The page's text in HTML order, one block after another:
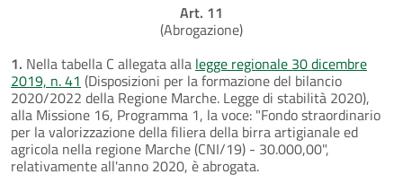
Art. 11
(Abrogazione)
1. Nella tabella C allegata alla legge regionale 30 dicembre
2019, n. 41 (Disposizioni per la formazione del bilancio
2020/2022 della Regione Marche. Legge di stabilità 2020),
alla Missione 16, Programma 1, la voce: "Fondo straordinario
per la valorizzazione della filiera della birra artigianale ed
agricola nella regione Marche (CNI/19) - 30.000,00",
relativamente all'anno 2020, è abrogata.